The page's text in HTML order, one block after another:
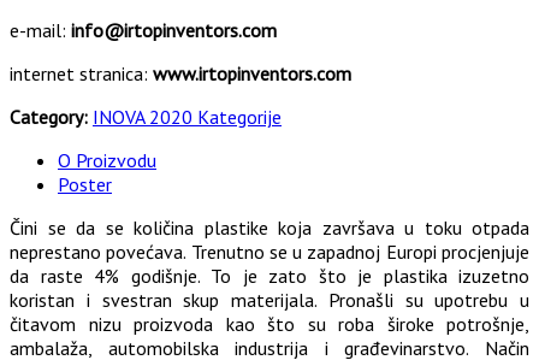
e-mail: info@irtopinventors.com
internet stranica: www.irtopinventors.com
Category: INOVA 2020 Kategorije
O Proizvodu
Poster
Čini se da se količina plastike koja završava u toku otpada
neprestano povećava. Trenutno se u zapadnoj Europi procjenjuje
da raste 4% godišnje. To je zato što je plastika izuzetno
koristan i svestran skup materijala. Pronašli su upotrebu u
čitavom nizu proizvoda kao što su roba široke potrošnje,
ambalaža, automobilska industrija i građevinarstvo. Način